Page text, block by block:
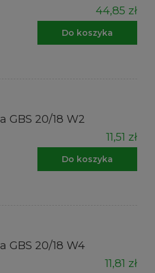
44,85 zł
Do koszyka
GBS 20/18 W2
11,51 zł
Do koszyka
GBS 20/18 W4
11,81 zł